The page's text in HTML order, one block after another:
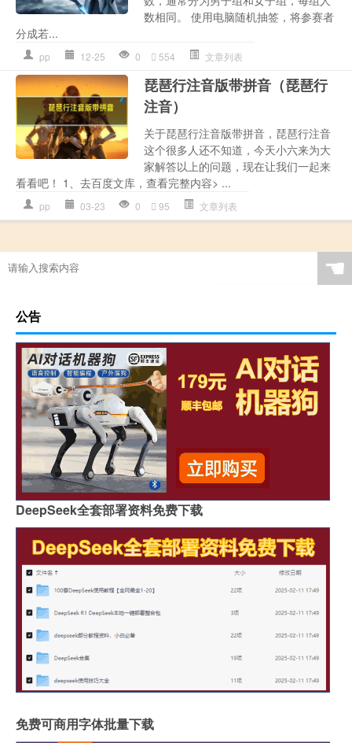
数相同。 使用电脑随机抽签，将参赛者
分成若...
pp 12-25 0 554 文章列表
琵琶行注音版带拼音（琵琶行
注音）
关于琵琶行注音版带拼音，琵琶行注音
这个很多人还不知道，今天小六来为大
家解答以上的问题，现在让我们一起来
看看吧！ 1、去百度文库，查看完整内容> ...
pp 03-23 0 95 文章列表
☚
公告
DeepSeek全套部署资料免费下载
免费可商用字体批量下载